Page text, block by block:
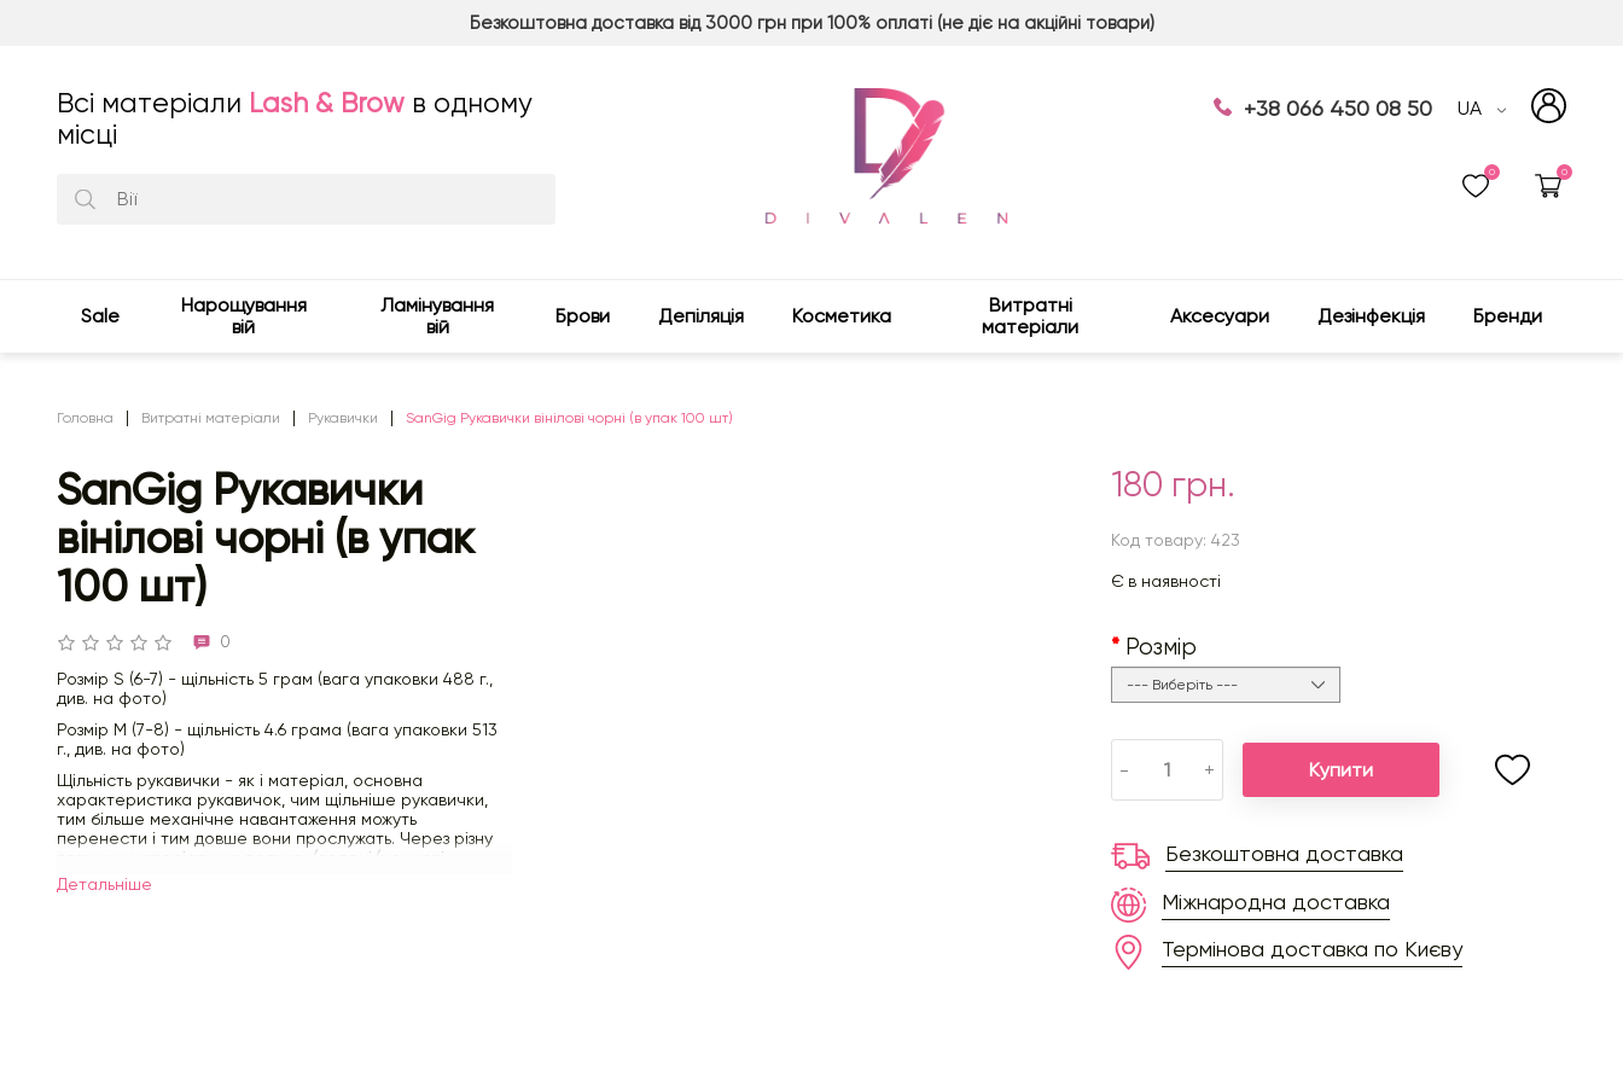
Безкоштовна доставка від 3000 грн при 100% оплаті (не діє на акційні товари)
Всі матеріали Lash & Brow в одному
місці
+38 066 450 08 50 UA
0 0
Sale
Нарощування
вій
Ламінування
вій
Брови Депіляція Косметика
Витратні
матеріали
Аксесуари Дезінфекція Бренди
Головна Витратні матеріали Рукавички SanGig Рукавички вінілові чорні (в упак 100 шт)
SanGig Рукавички
вінілові чорні (в упак
100 шт)
0
Розмір S (6-7) - щільність 5 грам (вага упаковки 488 г.,
див. на фото)
Розмір M (7-8) - щільність 4.6 грама (вага упаковки 513
г., див. на фото)
Щільність рукавички - як і матеріал, основна
характеристика рукавичок, чим щільніше рукавички,
тим більше механічне навантаження можуть
перенести і тим довше вони прослужать. Через різну
товщину матеріалу на пальцях/долоні/манжеті,
щільність рукавички прийнято розраховувати, як
показник ваги 1 штуки рукавички розміру М.
Детальнiше
180 грн.
Код товару: 423
Є в наявності
Розмір
- + Купити
Безкоштовна доставка
Міжнародна доставка
Термінова доставка по Києву